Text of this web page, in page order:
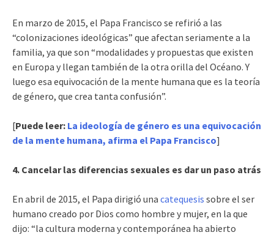
En marzo de 2015, el Papa Francisco se refirió a las
“colonizaciones ideológicas” que afectan seriamente a la
familia, ya que son “modalidades y propuestas que existen
en Europa y llegan también de la otra orilla del Océano. Y
luego esa equivocación de la mente humana que es la teoría
de género, que crea tanta confusión”.
[Puede leer: La ideología de género es una equivocación
de la mente humana, afirma el Papa Francisco]
4. Cancelar las diferencias sexuales es dar un paso atrás
En abril de 2015, el Papa dirigió una catequesis sobre el ser
humano creado por Dios como hombre y mujer, en la que
dijo: “la cultura moderna y contemporánea ha abierto